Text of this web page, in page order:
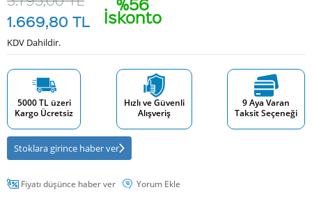
İskonto
1.669,80 TL
KDV Dahildir.
5000 TL üzeri
Kargo Ücretsiz
Hızlı ve Güvenli
Alışveriş
9 Aya Varan
Taksit Seçeneği
Stoklara girince haber ver
Fiyatı düşünce haber ver Yorum Ekle